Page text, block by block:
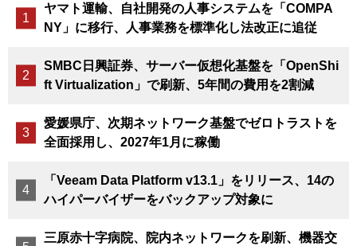
ヤマト運輸、自社開発の人事システムを「COMPA
NY」に移行、人事業務を標準化し法改正に追従
SMBC日興証券、サーバー仮想化基盤を「OpenShi
ft Virtualization」で刷新、5年間の費用を2割減
愛媛県庁、次期ネットワーク基盤でゼロトラストを
全面採用し、2027年1月に稼働
「Veeam Data Platform v13.1」をリリース、14の
ハイパーバイザーをバックアップ対象に
三原赤十字病院、院内ネットワークを刷新、機器交